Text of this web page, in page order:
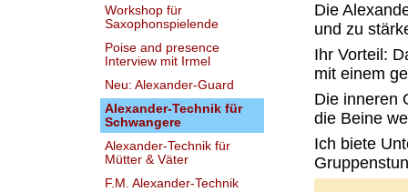
Workshop für
Saxophonspielende
Poise and presence
Interview mit Irmel
Neu: Alexander-Guard
Alexander-Technik für
Schwangere
Alexander-Technik für
Mütter & Väter
F.M. Alexander-Technik
Die
und zu
Ihr Vorteil:
mit einem
Die inneren
die Beine
Ich biete